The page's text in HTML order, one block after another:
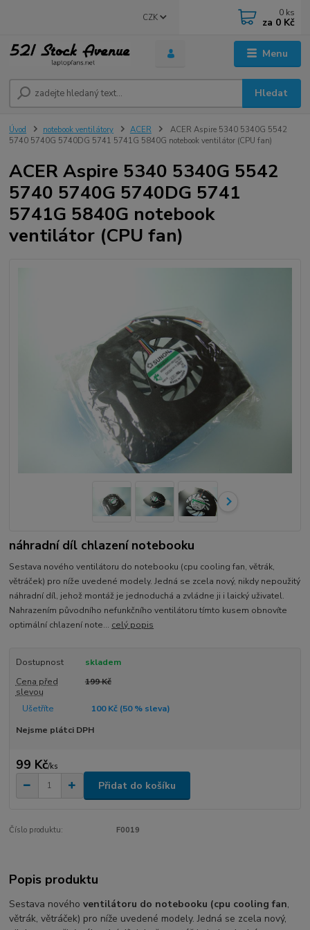
Menu
CZK
Hledat
0 ks
za 0 Kč
Úvod notebook ventilátory ACER
ACER Aspire 5340 5340G 5542
5740 5740G 5740DG 5741 5741G 5840G notebook ventilátor (CPU fan)
ACER Aspire 5340 5340G 5542
5740 5740G 5740DG 5741
5741G 5840G notebook
ventilátor (CPU fan)
náhradní díl chlazení notebooku
Sestava nového ventilátoru do notebooku (cpu cooling fan, větrák,
větráček) pro níže uvedené modely. Jedná se zcela nový, nikdy nepoužitý
náhradní díl, jehož montáž je jednoduchá a zvládne ji i laický uživatel.
Nahrazením původního nefunkčního ventilátoru tímto kusem obnovíte
optimální chlazení note... celý popis
Dostupnost
skladem
Cena před
slevou
199 Kč
Ušetříte 100 Kč (50% sleva)
Nejsme plátci DPH
99 Kč/ks
Přidat do košíku
Číslo produktu: F0019
Popis produktu
Sestava novéhoventilátoru do notebooku (cpu cooling fan,
větrák, větráček) pro níže uvedené modely. Jedná se zcela nový,